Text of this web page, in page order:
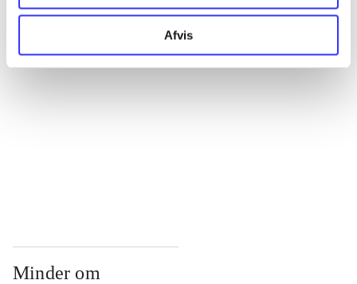
Afvis
Minder om